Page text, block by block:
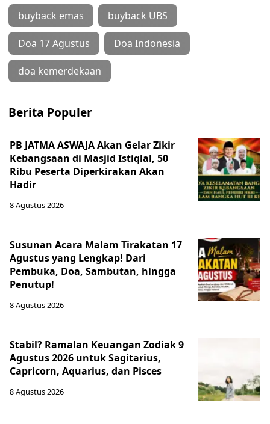
buyback emas buyback UBS
Doa 17 Agustus Doa Indonesia
doa kemerdekaan
Berita Populer
PB JATMA ASWAJA Akan Gelar Zikir
Kebangsaan di Masjid Istiqlal, 50
Ribu Peserta Diperkirakan Akan
Hadir
8 Agustus 2026
Susunan Acara Malam Tirakatan 17
Agustus yang Lengkap! Dari
Pembuka, Doa, Sambutan, hingga
Penutup!
8 Agustus 2026
Stabil? Ramalan Keuangan Zodiak 9
Agustus 2026 untuk Sagitarius,
Capricorn, Aquarius, dan Pisces
8 Agustus 2026